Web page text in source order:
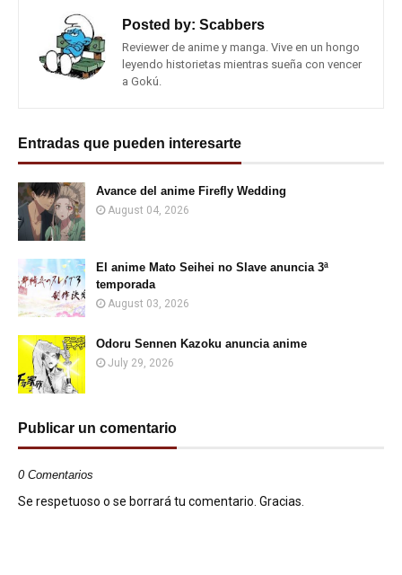
Posted by: Scabbers
Reviewer de anime y manga. Vive en un hongo
leyendo historietas mientras sueña con vencer
a Gokú.
Entradas que pueden interesarte
Avance del anime Firefly Wedding
August 04, 2026
El anime Mato Seihei no Slave anuncia 3ª
temporada
August 03, 2026
Odoru Sennen Kazoku anuncia anime
July 29, 2026
Publicar un comentario
0 Comentarios
Se respetuoso o se borrará tu comentario. Gracias.